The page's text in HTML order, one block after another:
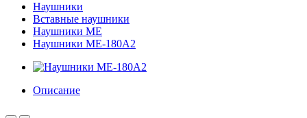
Наушники
Вставные наушники
Наушники ME
Наушники ME-180A2
Описание